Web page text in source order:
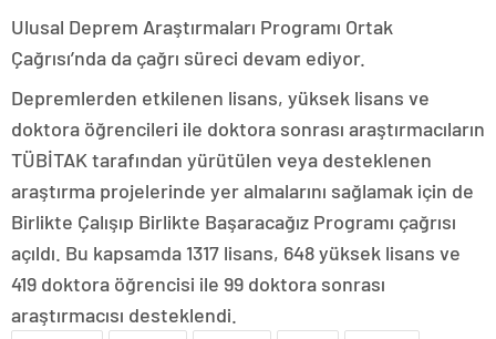
Ulusal Deprem Araştırmaları Programı Ortak
Çağrısı’nda da çağrı süreci devam ediyor.
Depremlerden etkilenen lisans, yüksek lisans ve
doktora öğrencileri ile doktora sonrası araştırmacıların
TÜBİTAK tarafından yürütülen veya desteklenen
araştırma projelerinde yer almalarını sağlamak için de
Birlikte Çalışıp Birlikte Başaracağız Programı çağrısı
açıldı. Bu kapsamda 1317 lisans, 648 yüksek lisans ve
419 doktora öğrencisi ile 99 doktora sonrası
araştırmacısı desteklendi.